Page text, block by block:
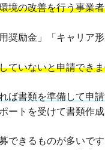
境の改善を行う事業
励金」「キャリア
ていないと申請でき
書類を準備して申
トを受けて書類作
できるものが多いです